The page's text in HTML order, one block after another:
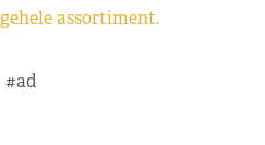
gehele assortiment.
#ad